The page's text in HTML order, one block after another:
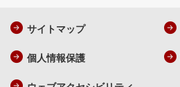
サイトマップ
個人情報保護